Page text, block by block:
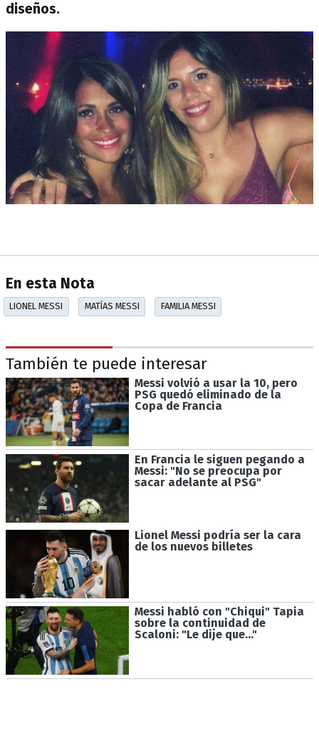
diseños.
En esta Nota
LIONEL MESSI MATÍAS MESSI FAMILIA MESSI
También te puede interesar
Messi volvió a usar la 10, pero
PSG quedó eliminado de la
Copa de Francia
En Francia le siguen pegando a
Messi: "No se preocupa por
sacar adelante al PSG"
Lionel Messi podría ser la cara
de los nuevos billetes
Messi habló con "Chiqui" Tapia
sobre la continuidad de
Scaloni: "Le dije que..."